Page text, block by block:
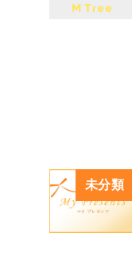
未分類